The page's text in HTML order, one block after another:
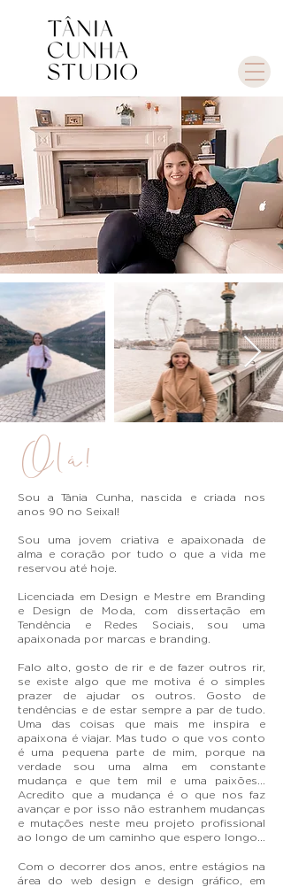
Olá!
Sou a Tânia Cunha, nascida e criada nos
anos 90 no Seixal!
Sou uma jovem criativa e apaixonada de
alma e coração por tudo ​ o que a vida me
reservou até hoje.
Licenciada em Design e Mestre em Branding
e Design de Moda, com dissertação em
Tendência e Redes Sociais, sou uma
apaixonada por marcas e branding.
Falo alto, gosto de rir e de fazer outros rir,
se existe algo que me motiva é o simples
prazer de ajudar os outros. Gosto de
tendências e de estar sempre a par de tudo.
Uma das coisas que mais me inspira e
apaixona é viajar. Mas tudo o que vos conto
é uma pequena parte de mim, porque na
verdade sou uma alma em constante
mudança e que tem mil e uma paixões...
Acredito que a mudança é o que nos faz
avançar e por isso não estranhem mudanças
e mutações neste meu projeto profissional
ao longo de um caminho que espero longo...
Com o decorrer dos anos, entre estágios na
área do web design e design gráfico, em